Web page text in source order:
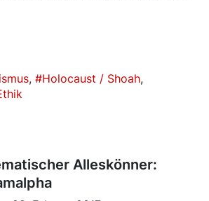
Holocaust / Shoah
Alleskönner: